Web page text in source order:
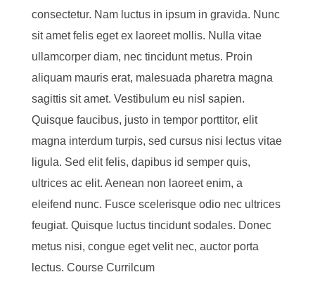
consectetur. Nam luctus in ipsum in gravida. Nunc
sit amet felis eget ex laoreet mollis. Nulla vitae
ullamcorper diam, nec tincidunt metus. Proin
aliquam mauris erat, malesuada pharetra magna
sagittis sit amet. Vestibulum eu nisl sapien.
Quisque faucibus, justo in tempor porttitor, elit
magna interdum turpis, sed cursus nisi lectus vitae
ligula. Sed elit felis, dapibus id semper quis,
ultrices ac elit. Aenean non laoreet enim, a
eleifend nunc. Fusce scelerisque odio nec ultrices
feugiat. Quisque luctus tincidunt sodales. Donec
metus nisi, congue eget velit nec, auctor porta
lectus. Course Currilcum